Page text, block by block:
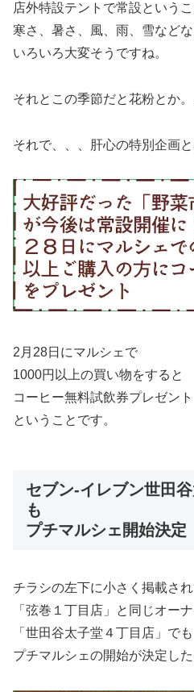
店外特設テントで常設という
寒さ、暑さ、風、雨、雪など
いろいろ大変そうですね。
それとこの季節だと花粉とか。
それで、、、肝心の特別企画と
2月28日にマルシェで
1000円以上の買い物をすると
コーヒー無料試飲券プレゼント
ということです。
セブン-イレブン世田
も
プチマルシェ開始決定
チラシの左下に小さく掲載さ
「弦巻１丁目店」と同じオー
「世田谷太子堂４丁目店」でも
プチマルシェの開始が決定した